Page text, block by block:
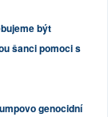
být
šanci pomoci s
genocidní